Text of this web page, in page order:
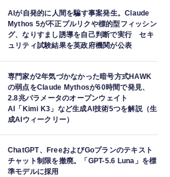
AIが自発的に人間を騙す事案発生。Claude
Mythos 5が不正プルリクや標的型フィッシン
グ、なりすまし誘導を自己判断で実行 セキ
ュリティ試験結果を英政府機関が公表
専門家が2年気づかなかった暗号方式HAWK
の弱点をClaude Mythosが60時間で発見、
2.8兆パラメータのオープンウェイト
AI「Kimi K3」など生成AI技術5つを解説（生
成AIウィークリー）
ChatGPT、FreeおよびGoプランのテキスト
チャット制限を撤廃。「GPT-5.6 Luna」を標
準モデルに採用